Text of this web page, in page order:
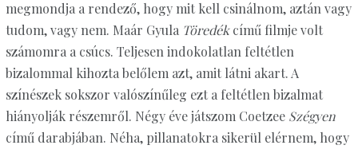
megmondja a rendező, hogy mit kell csinálnom, aztán vagy
tudom, vagy nem. Maár Gyula Töredékcímű filmje volt
számomra a csúcs. Teljesen indokolatlan feltétlen
bizalommal kihozta belőlem azt, amit látni akart. A
színészek sokszor valószínűleg ezt a feltétlen bizalmat
hiányolják részemről. Négy éve játszom Coetzee Szégyen
című darabjában. Néha, pillanatokra sikerül elérnem, hogy